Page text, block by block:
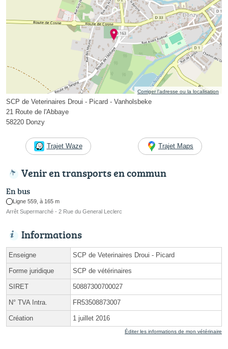
Corriger l’adresse ou la localisation
SCP de Veterinaires Droui - Picard - Vanholsbeke
21 Route de l'Abbaye
58220 Donzy
Trajet Waze Trajet Maps
Venir en transports en commun
En bus
Ligne 559, à 165 m
Arrêt Supermarché - 2 Rue du General Leclerc
Informations
Enseigne SCP de Veterinaires Droui - Picard
Forme juridique SCP de vétérinaires
SIRET 50887300700027
N° TVA Intra. FR53508873007
Création 1 juillet 2016
Éditer les informations de mon vétérinaire